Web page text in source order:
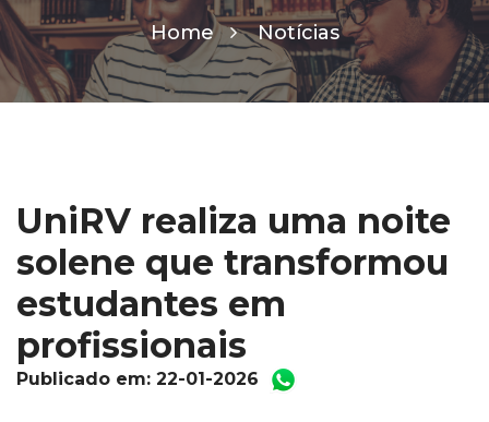
Home Notícias
UniRV realiza uma noite
solene que transformou
estudantes em
profissionais
Publicado em: 22-01-2026